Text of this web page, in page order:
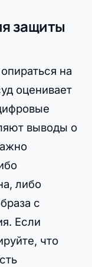
защиты
на
оценивает
выводы о
либо
с
Если
что